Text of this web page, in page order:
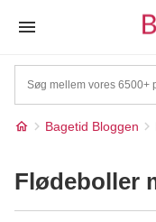
Bagetid Bloggen
Flødeboller